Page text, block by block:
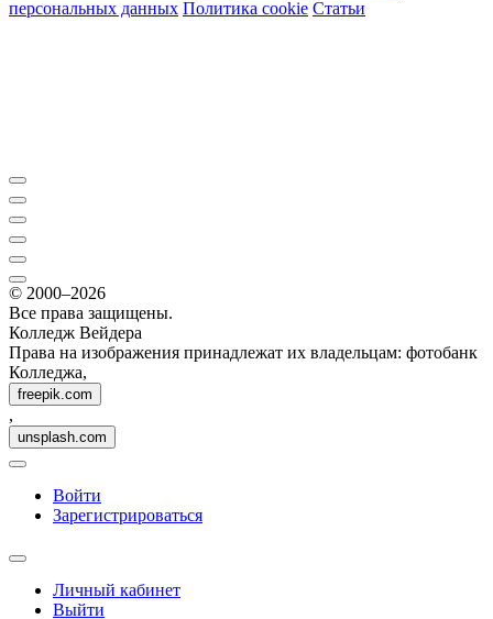
персональных данных Политика cookie Статьи
© 2000–2026
Все права защищены.
Колледж Вейдера
Права на изображения принадлежат их владельцам: фотобанк
Колледжа,
freepik.com
,
unsplash.com
Войти
Зарегистрироваться
Личный кабинет
Выйти